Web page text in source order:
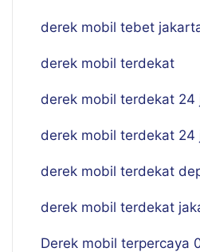
derek mobil tebet
derek mobil terdekat
derek mobil terdekat 24
derek mobil terdekat 24
derek mobil terdekat
derek mobil terdekat
Derek mobil terpercaya